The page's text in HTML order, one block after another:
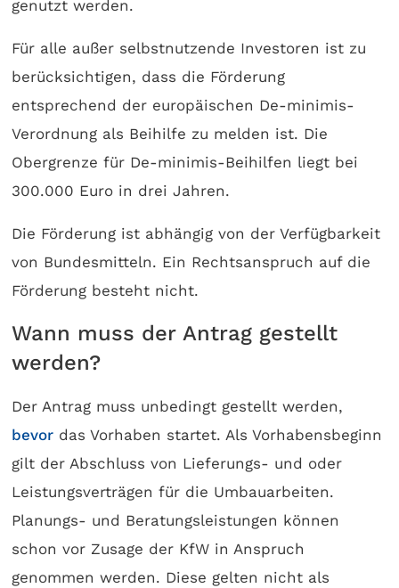
genutzt werden.
Für alle außer selbstnutzende Investoren ist zu
berücksichtigen, dass die Förderung
entsprechend der europäischen De-minimis-
Verordnung als Beihilfe zu melden ist. Die
Obergrenze für De-minimis-Beihilfen liegt bei
300.000 Euro in drei Jahren.
Die Förderung ist abhängig von der Verfügbarkeit
von Bundesmitteln. Ein Rechtsanspruch auf die
Förderung besteht nicht.
Wann muss der Antrag gestellt
werden?
Der Antrag muss unbedingt gestellt werden,
bevor das Vorhaben startet. Als Vorhabens­beginn
gilt der Abschluss von Lieferungs- und oder
Leistungs­verträgen für die Umbau­arbeiten.
Planungs- und Beratungs­leistungen können
schon vor Zusage der KfW in Anspruch
genommen werden. Diese gelten nicht als